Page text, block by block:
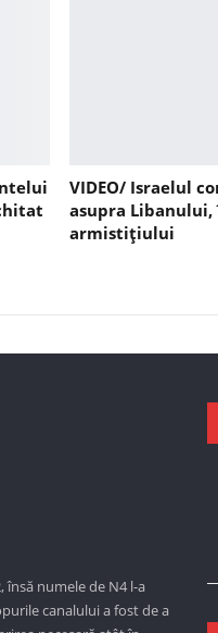
VIDEO/ Israelul
asupra Libanului,
armistițiului
însă numele de N4 l-a
canalului a fost de a